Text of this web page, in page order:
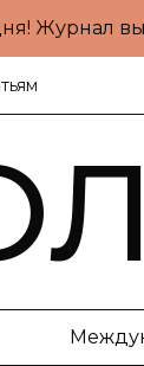
Журнал